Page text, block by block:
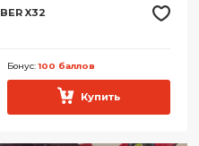
X32
Бонус:100 баллов
Купить